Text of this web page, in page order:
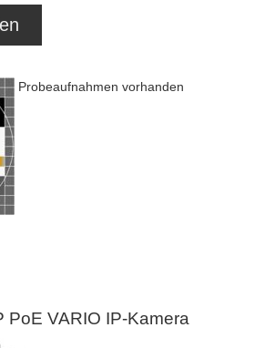
Probeaufnahmen vorhanden
PoE VARIO IP-Kamera